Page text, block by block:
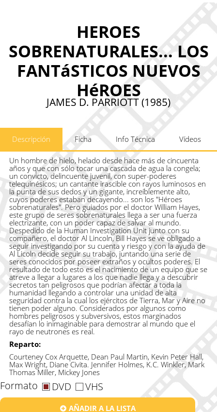
HEROES
SOBRENATURALES... LOS
FANTáSTICOS NUEVOS
HéROES
JAMES D. PARRIOTT (1985)
Descripción Ficha Info Técnica Vídeos
Un hombre de hielo, helado desde hace más de cincuenta
años y que con sólo tocar una cascada de agua la congela;
un convicto, delincuente juvenil, con super-poderes
telequinésicos; un cantante irascible con rayos luminosos en
la punta de sus dedos y un gigante, increíblemente alto,
cuyos poderes estaban decayendo... son los "Héroes
sobrenaturales". Pero guiados por el doctor William Hayes,
este grupo de seres sobrenaturales llega a ser una fuerza
electrizante, con un poder capaz de salvar al mundo.
Despedido de la Human Investigation Unit junto con su
compañero, el doctor Al Lincoln, Bill Hayes se ve obligado a
seguir investigando por su cuenta y riesgo y con la ayuda de
Al Licoln decide seguir su trabajo, juntando una serie de
seres conocidos por poseer extraños y ocultos poderes. El
resultado de todo esto es el nacimiento de un equipo que se
atreve a llegar a lugares a los que nadie llega y a descubrir
secretos tan peligrosos que podrían afectar a toda la
humanidad llegando a controlar una unidad de alta
seguridad contra la cual los ejércitos de Tierra, Mar y Aire no
tienen poder alguno. Considerados por algunos como
hombres peligrosos y subversivos, estos marginados
desafían lo inimaginable para demostrar al mundo que el
rayo de neutrones es real.
Reparto:
Courteney Cox Arquette, Dean Paul Martin, Kevin Peter Hall,
Max Wright, Diane Civita. Jennifer Holmes, K.C. Winkler, Mark
Thomas Miller, Mickey Jones
Formato DVD VHS
AÑADIR A LA LISTA